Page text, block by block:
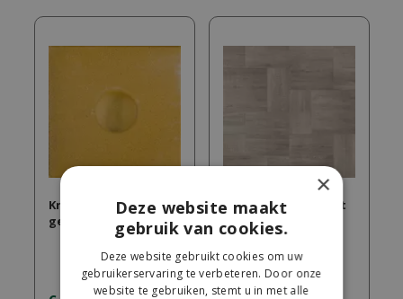
Knikkertegel 30x30x6
geel
60Plus Soft Comfort
wildverband ivory
×
Deze website maakt
gebruik van cookies.
Deze website gebruikt cookies om uw
gebruikerservaring te verbeteren. Door onze
website te gebruiken, stemt u in met alle